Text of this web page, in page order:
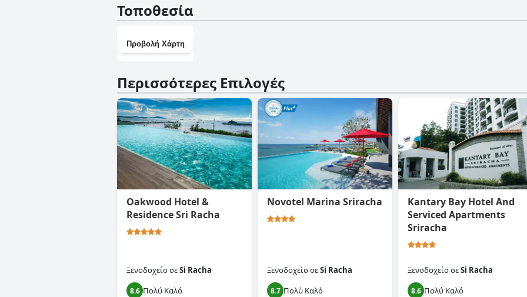
Τοποθεσία
Προβολή Χάρτη
Περισσότερες Επιλογές
Oakwood Hotel &
Residence Sri Racha
ΞενοδοχείοσεSi Racha
8.6 Πολύ Καλό
Novotel Marina Sriracha
ΞενοδοχείοσεSi Racha
8.7 Πολύ Καλό
Kantary Bay Hotel And
Serviced Apartments
Sriracha
ΞενοδοχείοσεSi Racha
8.6 Πολύ Καλό